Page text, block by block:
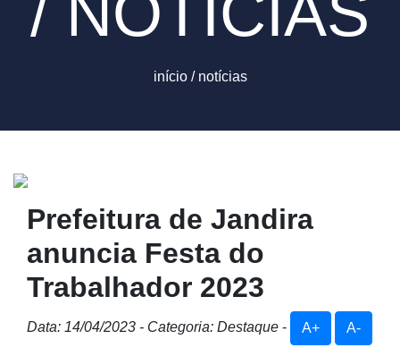
início / notícias
Prefeitura de Jandira
anuncia Festa do
Trabalhador 2023
Data: 14/04/2023 - Categoria: Destaque - A+ A-